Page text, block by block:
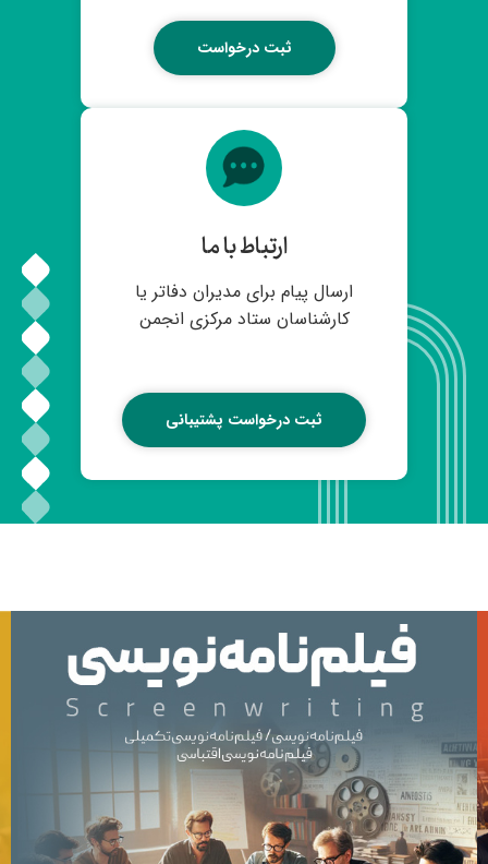
ثبت درخواست
ارتباط با ما
ارسال پیام برای مدیران دفاتر یا
کارشناسان ستاد مرکزی انجمن
ثبت درخواست پشتیبانی